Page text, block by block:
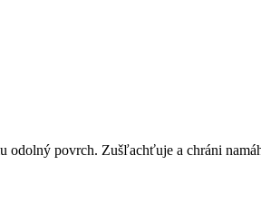
povrch. Zušľachťuje a chráni